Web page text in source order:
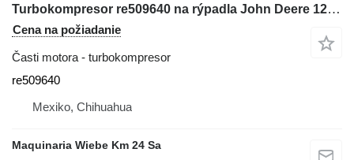
Turbokompresor re509640 na rýpadla John Deere 120C
Cena na požiadanie
Časti motora - turbokompresor
re509640
Mexiko, Chihuahua
Maquinaria Wiebe Km 24 Sa